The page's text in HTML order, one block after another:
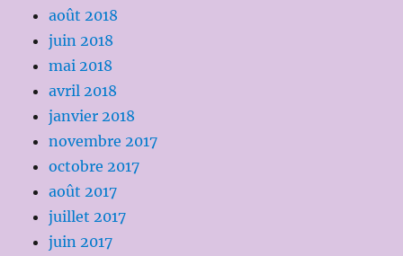
août 2018
juin 2018
mai 2018
avril 2018
janvier 2018
novembre 2017
octobre 2017
août 2017
juillet 2017
juin 2017